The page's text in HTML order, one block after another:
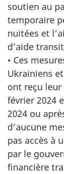
soutien au
temporaire
nuitées et
d’aide
• Ces
Ukrainiens
ont reçu leur
février 2024
2024 ou
d’aucune
pas accès à
par le
financière